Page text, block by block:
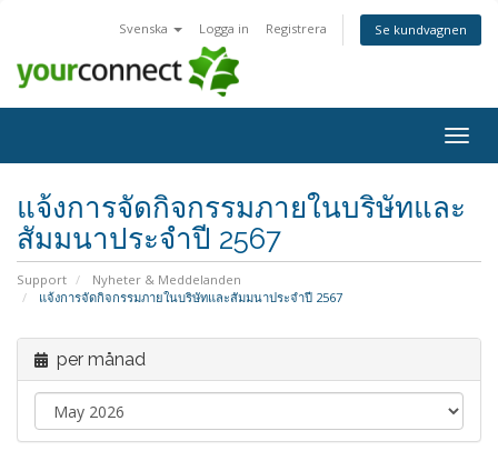
Svenska Logga in Registrera Se kundvagnen
แจ้งการจัดกิจกรรมภายในบริษัทและ
สัมมนาประจำปี 2567
Support
Nyheter & Meddelanden
แจ้งการจัดกิจกรรมภายในบริษัทและสัมมนาประจำปี 2567
per månad